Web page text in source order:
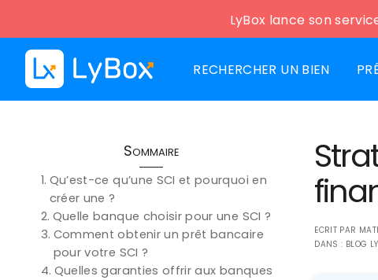
LyBox lance son
RECHERCHER UN BIEN
ECRIT PAR
DANS : BLOG
Sommaire
Qu’est-ce qu’une SCI et pourquoi en
créer une ?
Quelle banque choisir pour une SCI ?
Comment obtenir un prêt bancaire
pour votre SCI ?
Quelles garanties offrir aux banques